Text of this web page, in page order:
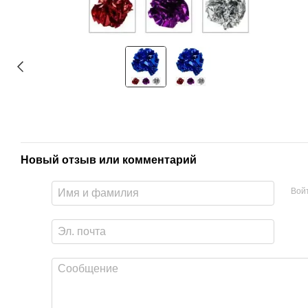
Новый отзыв или комментарий